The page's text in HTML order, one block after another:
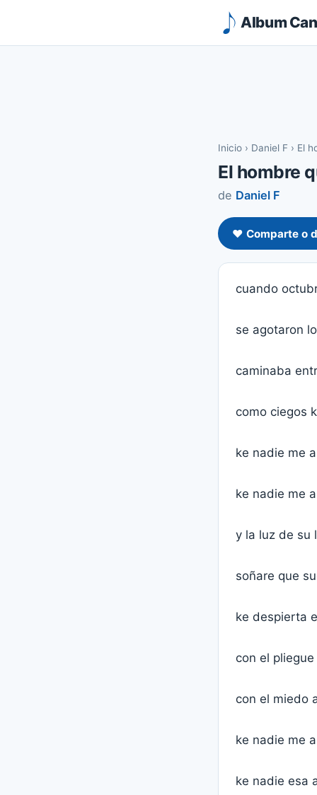
Album
Inicio › Daniel F › El
El hombre
de Daniel F
❤️ Comparte o
cuando
se agotaron
caminaba
como ciegos
ke nadie me
ke nadie me
y la luz de su
soñare que
ke despierta
con el
con el miedo
ke nadie me
ke nadie esa